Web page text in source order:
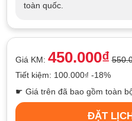
toàn quốc.
Giá KM: 450.000₫
Tiết kiệm: 100.000₫ -18%
☛ Giá trên đã bao gồm toàn
ĐẶT